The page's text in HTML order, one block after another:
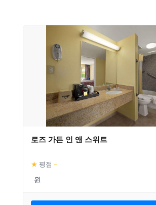
로즈 가든 인 앤 스위트
★ 평점 –